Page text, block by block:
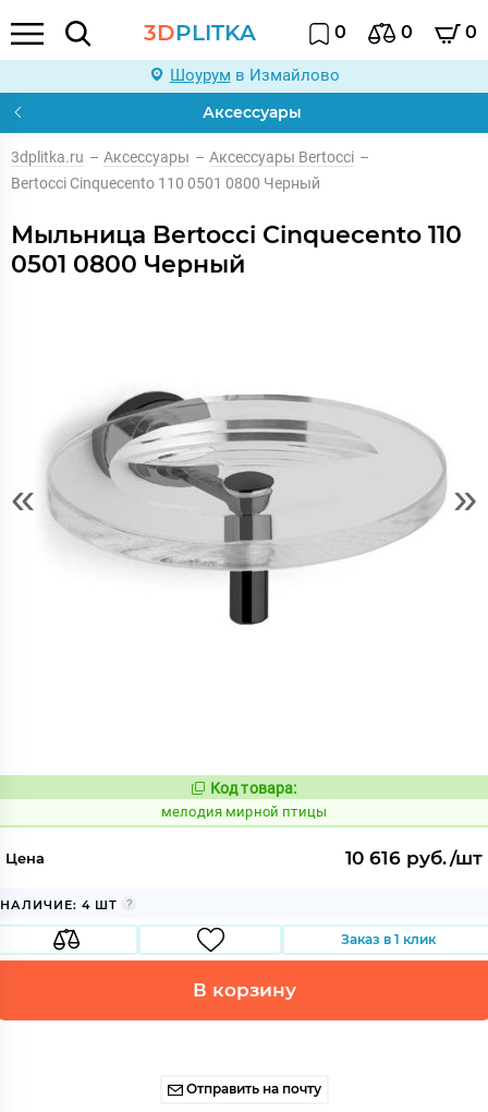
3DPLITKA 0 0 0
Шоурум в Измайлово
Аксессуары
3dplitka.ru – Аксессуары – Аксессуары Bertocci –
Bertocci Cinquecento 110 0501 0800 Черный
Мыльница Bertocci Cinquecento 110
0501 0800 Черный
« »
Код:
960323
Код товара:
мелодия мирной птицы
Цена 10 616 руб./шт
НАЛИЧИЕ: 4 ШТ
Заказ в 1 клик
В корзину
Отправить на почту